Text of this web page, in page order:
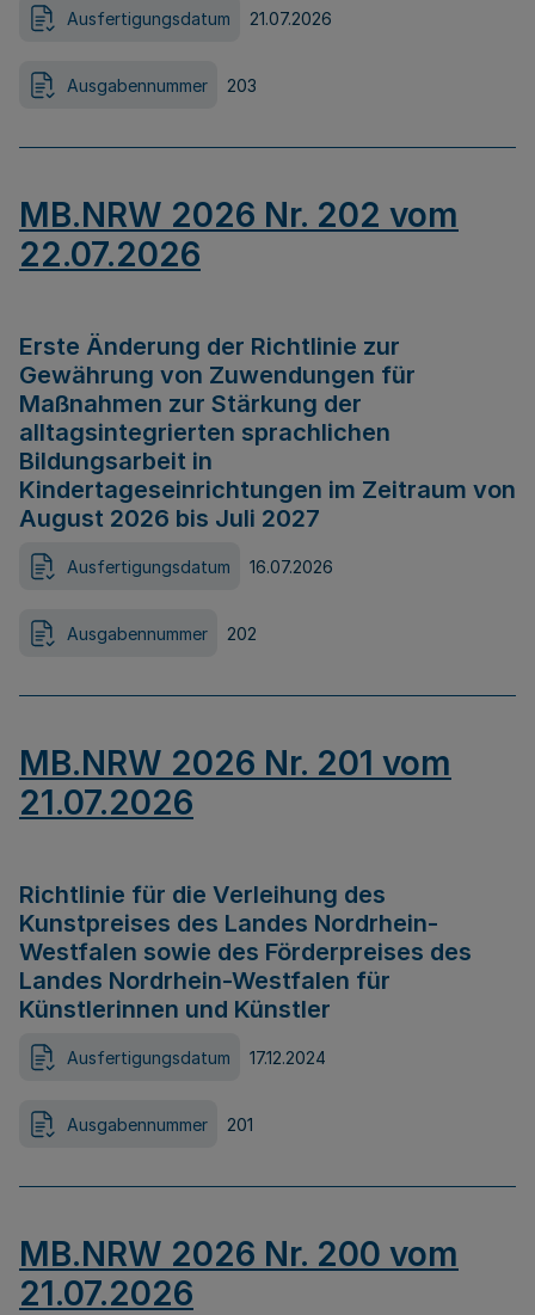
Ausfertigungsdatum 21.07.2026
Ausgabennummer 203
MB.NRW 2026 Nr. 202 vom
22.07.2026
Erste Änderung der Richtlinie zur
Gewährung von Zuwendungen für
Maßnahmen zur Stärkung der
alltagsintegrierten sprachlichen
Bildungsarbeit in
Kindertageseinrichtungen im Zeitraum von
August 2026 bis Juli 2027
Ausfertigungsdatum 16.07.2026
Ausgabennummer 202
MB.NRW 2026 Nr. 201 vom
21.07.2026
Richtlinie für die Verleihung des
Kunstpreises des Landes Nordrhein-
Westfalen sowie des Förderpreises des
Landes Nordrhein-Westfalen für
Künstlerinnen und Künstler
Ausfertigungsdatum 17.12.2024
Ausgabennummer 201
MB.NRW 2026 Nr. 200 vom
21.07.2026